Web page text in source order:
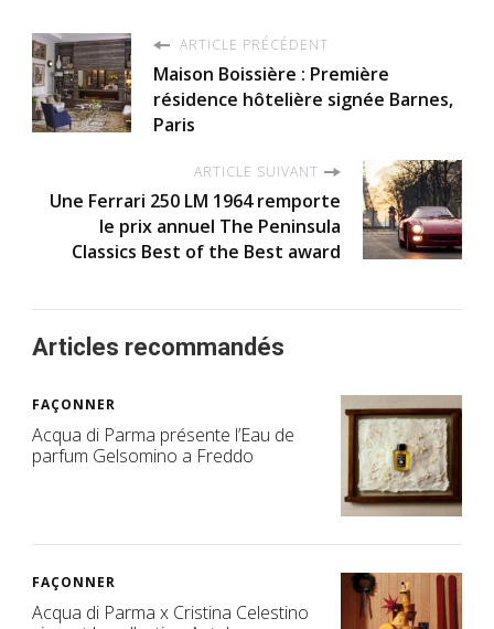
ARTICLE PRÉCÉDENT
Maison Boissière : Première
résidence hôtelière signée Barnes,
Paris
ARTICLE SUIVANT
Une Ferrari 250 LM 1964 remporte
le prix annuel The Peninsula
Classics Best of the Best award
Articles recommandés
FAÇONNER
Acqua di Parma présente l’Eau de
parfum Gelsomino a Freddo
FAÇONNER
Acqua di Parma x Cristina Celestino